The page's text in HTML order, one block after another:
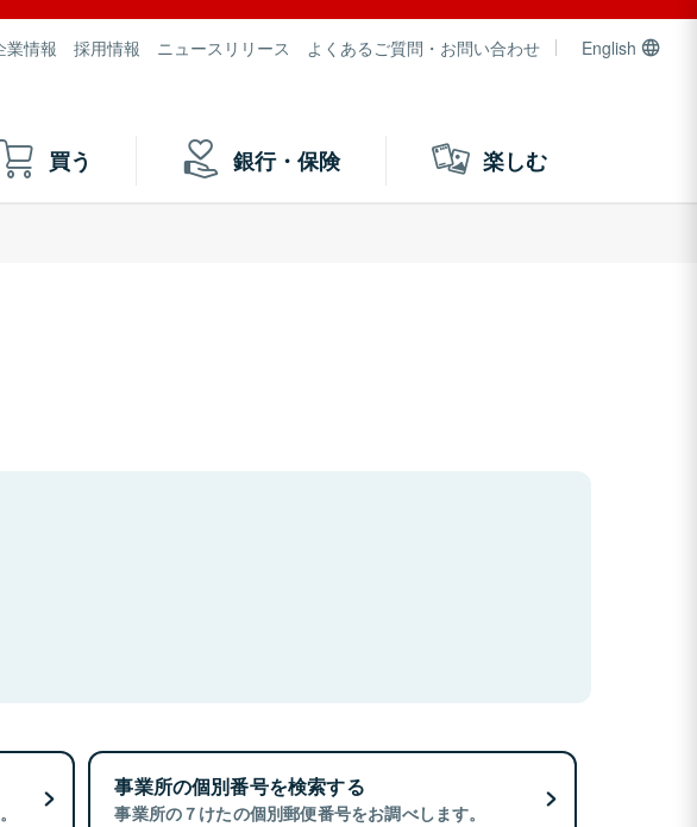
業情報 採用情報 ニュースリリース よくあるご質問・お問い合わせ English
買う 銀行・保険 楽しむ
事業所の個別番号を検索する
事業所の７けたの個別郵便番号をお調べします。